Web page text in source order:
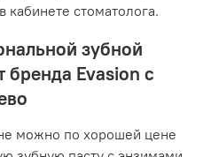
кабинете стоматолога.
зубной
бренда Evasion с
можно по хорошей цене